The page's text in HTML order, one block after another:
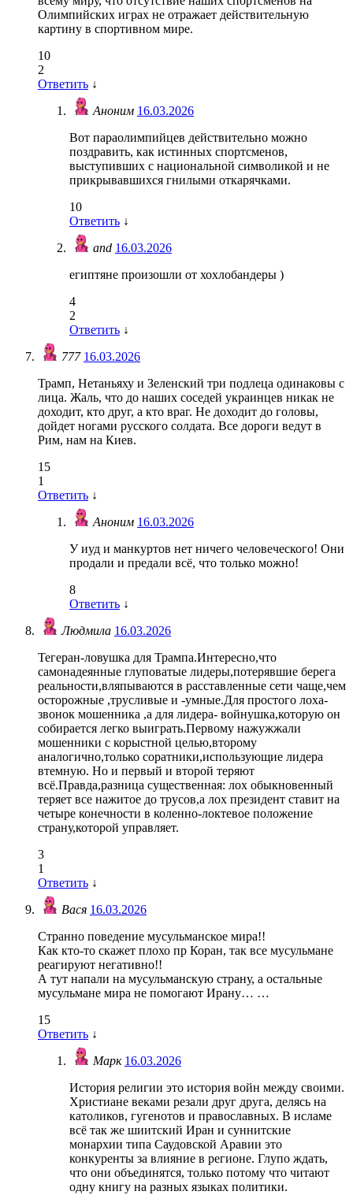
Олимпийских играх не отражает действительную
картину в спортивном мире.
10
2
Ответить ↓
Аноним 16.03.2026
Вот параолимпийцев действительно можно
поздравить, как истинных спортсменов,
выступивших с национальной символикой и не
прикрывавшихся гнилыми откарячками.
10
Ответить ↓
and 16.03.2026
египтяне произошли от хохлобандеры )
4
2
Ответить ↓
777 16.03.2026
Трамп, Нетаньяху и Зеленский три подлеца одинаковы с
лица. Жаль, что до наших соседей украинцев никак не
доходит, кто друг, а кто враг. Не доходит до головы,
дойдет ногами русского солдата. Все дороги ведут в
Рим, нам на Киев.
15
1
Ответить ↓
Аноним 16.03.2026
У иуд и манкуртов нет ничего человеческого! Они
продали и предали всё, что только можно!
8
Ответить ↓
Людмила 16.03.2026
Тегеран-ловушка для Трампа.Интересно,что
самонадеянные глуповатые лидеры,потерявшие берега
реальности,вляпываются в расставленные сети чаще,чем
осторожные ,трусливые и -умные.Для простого лоха-
звонок мошенника ,а для лидера- войнушка,которую он
собирается легко выиграть.Первому нажужжали
мошенники с корыстной целью,второму
аналогично,только соратники,использующие лидера
втемную. Но и первый и второй теряют
всё.Правда,разница существенная: лох обыкновенный
теряет все нажитое до трусов,а лох президент ставит на
четыре конечности в коленно-локтевое положение
страну,которой управляет.
3
1
Ответить ↓
Вася 16.03.2026
Странно поведение мусульманское мира!!
Как кто-то скажет плохо пр Коран, так все мусульмане
реагируют негативно!!
А тут напали на мусульманскую страну, а остальные
мусульмане мира не помогают Ирану… …
15
Ответить ↓
Марк 16.03.2026
История религии это история войн между своими.
Христиане веками резали друг друга, делясь на
католиков, гугенотов и православных. В исламе
всё так же шиитский Иран и суннитские
монархии типа Саудовской Аравии это
конкуренты за влияние в регионе. Глупо ждать,
что они объединятся, только потому что читают
одну книгу на разных языках политики.